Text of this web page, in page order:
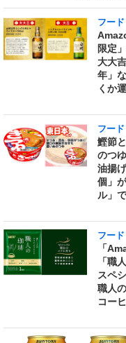
フード
限定
大大
年」
くか
フード
鰹節
のつ
油揚
個」
ル」
フード
「
「職
スペ
職人
コー